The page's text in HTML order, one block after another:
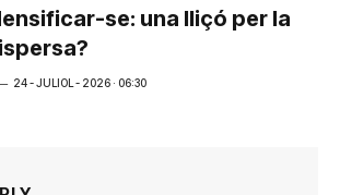
se: una lliçó per la
24 - JULIOL - 2026 · 06:30